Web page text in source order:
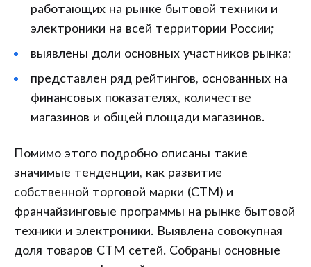
работающих на рынке бытовой техники и
электроники на всей территории России;
выявлены доли основных участников рынка;
представлен ряд рейтингов, основанных на
финансовых показателях, количестве
магазинов и общей площади магазинов.
Помимо этого подробно описаны такие
значимые тенденции, как развитие
собственной торговой марки (СТМ) и
франчайзинговые программы на рынке бытовой
техники и электроники. Выявлена совокупная
доля товаров СТМ сетей. Собраны основные